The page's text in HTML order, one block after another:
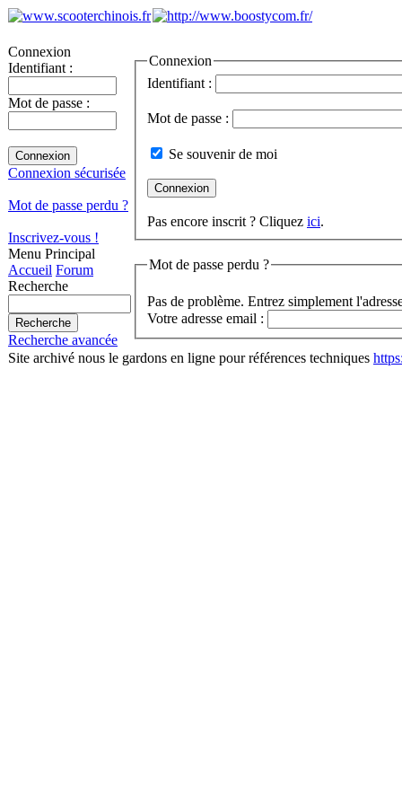
Connexion
Identifiant :
Mot de passe :
Connexion sécurisée
Mot de passe perdu ?
Inscrivez-vous !
Menu Principal
Accueil Forum
Recherche
Recherche avancée
Connexion
Identifiant :
Mot de passe :
Se souvenir de moi
Pas encore inscrit ? Cliquez ici.
Mot de passe perdu ?
Pas de problème. Entrez simplement
Votre adresse email :
Site archivé nous le gardons en ligne pour références techniques